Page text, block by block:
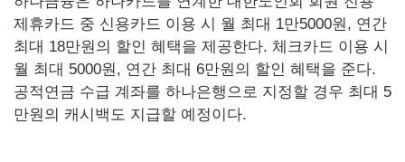
제휴카드 중 신용카드 이용 시 월 최대 1만5000원, 연간
최대 18만원의 할인 혜택을 제공한다. 체크카드 이용 시
월 최대 5000원, 연간 최대 6만원의 할인 혜택을 준다.
공적연금 수급 계좌를 하나은행으로 지정할 경우 최대 5
만원의 캐시백도 지급할 예정이다.